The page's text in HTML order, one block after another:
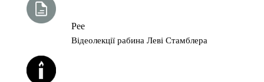
Рее
Відеолекції рабина Леві Стамблера